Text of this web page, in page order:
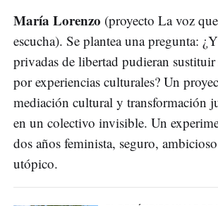
María Lorenzo (proyecto La voz
escucha). Se plantea una pregunta:
privadas de libertad pudieran sustituir
por experiencias culturales? Un
mediación cultural y transformación
en un colectivo invisible. Un
dos años feminista, seguro,
utópico.